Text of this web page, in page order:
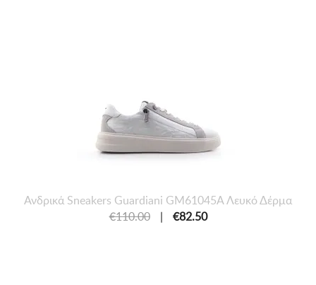
Ανδρικά Sneakers Guardiani GM61045Α Λευκό Δέρμα
€110.00
| €82.50